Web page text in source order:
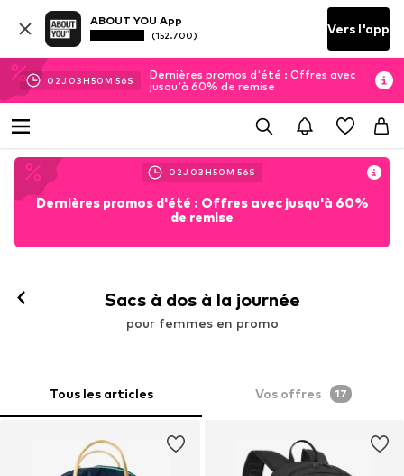
ABOUT YOU App
(152.700) Vers l'app
02J 03H50M 53S
Dernières promos d'été : Offres avec
jusqu'à 60% de remise
02J 03H50M 53S
Dernières promos d'été : Offres avec jusqu'à 60%
de remise
Sacs à dos à la journée
pour femmes en promo
Tous les articles Vos offres 17